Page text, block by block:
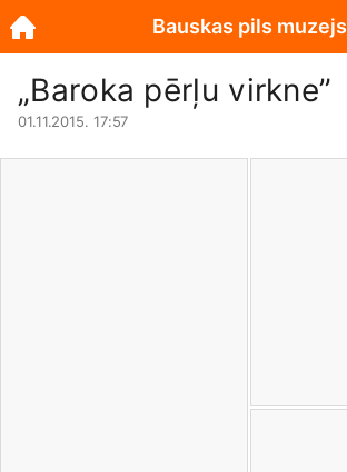
„Baroka pērļu virkne”
01.11.2015. 17:57
Bauskas pils muzejs